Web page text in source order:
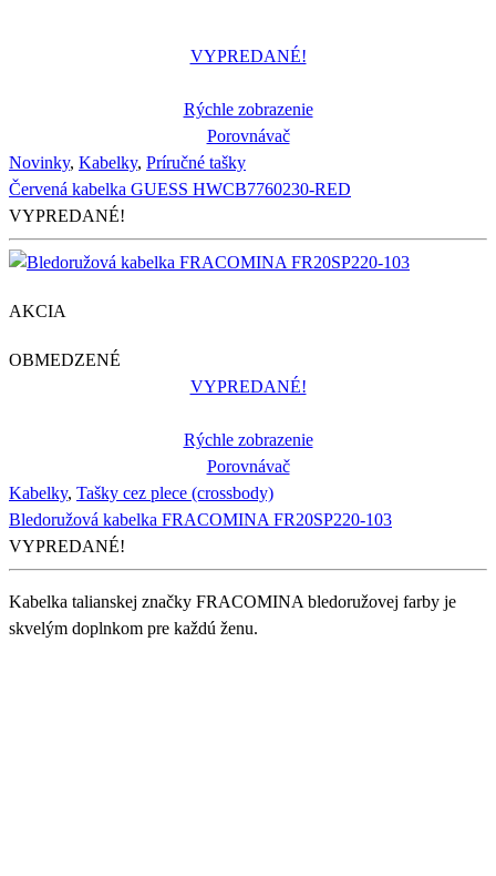
VYPREDANÉ!
Rýchle zobrazenie
Porovnávač
Novinky, Kabelky, Príručné tašky
Červená kabelka GUESS HWCB7760230-RED
VYPREDANÉ!
AKCIA
OBMEDZENÉ
VYPREDANÉ!
Rýchle zobrazenie
Porovnávač
Kabelky, Tašky cez plece (crossbody)
Bledoružová kabelka FRACOMINA FR20SP220-103
VYPREDANÉ!
Kabelka talianskej značky FRACOMINA bledoružovej farby je
skvelým doplnkom pre každú ženu.